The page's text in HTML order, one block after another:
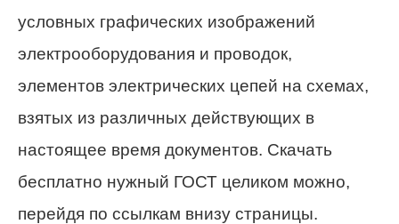
условных графических изображений
электрооборудования и проводок,
элементов электрических цепей на схемах,
взятых из различных действующих в
настоящее время документов. Скачать
бесплатно нужный ГОСТ целиком можно,
перейдя по ссылкам внизу страницы.